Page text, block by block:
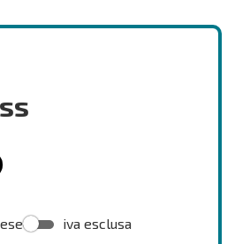
iva esclusa